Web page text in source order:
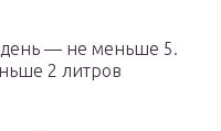
— не меньше 5.
2 литров